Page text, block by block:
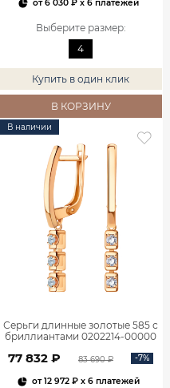
от6 030 ₽x 6 платежей
Выберите размер:
4
Купить в один клик
В КОРЗИНУ
В наличии
Серьги длинные золотые 585 с
бриллиантами 0202214-00000
77 832 ₽ 83 690 ₽ -7%
от12 972 ₽x 6 платежей